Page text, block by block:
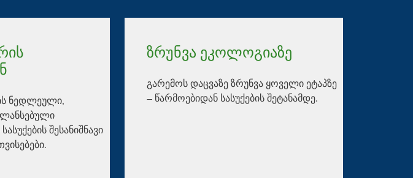
ნედლეული,
შესანიშნავი
ზრუნვა ეკოლოგიაზე
გარემოს დაცვაზე ზრუნვა ყოველი ეტაპზე
– წარმოებიდან სასუქების შეტანამდე.